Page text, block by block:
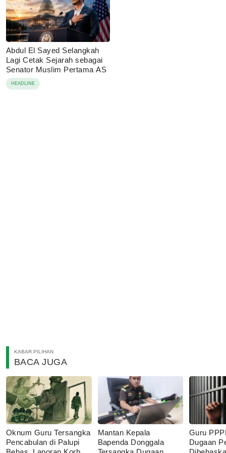
Abdul El Sayed Selangkah
Lagi Cetak Sejarah sebagai
Senator Muslim Pertama AS
HEADLINE
KABAR PILIHAN
BACA JUGA
Oknum Guru Tersangka
Pencabulan di Palupi
Mantan Kepala
Bapenda Donggala
Guru
Dugaan